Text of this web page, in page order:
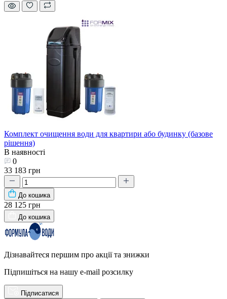
Комплект очищення води для квартири або будинку (базове
рішення)
В наявності
0
33 183 грн
До кошика
28 125 грн
До кошика
Дізнавайтеся першим про акції та знижки
Підпишіться на нашу e-mail розсилку
Підписатися